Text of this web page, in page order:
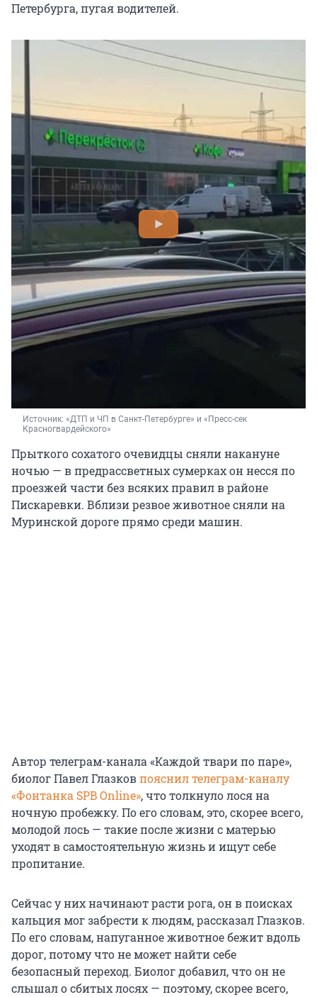
Петербурга, пугая водителей.
Источник: «ДТП и ЧП в Санкт-Петербурге» и «Пресс-сек
Красногвардейского»
Прыткого сохатого очевидцы сняли накануне
ночью — в предрассветных сумерках он несся по
проезжей части без всяких правил в районе
Пискаревки. Вблизи резвое животное сняли на
Муринской дороге прямо среди машин.
Автор телеграм-канала «Каждой твари по паре»,
биолог Павел Глазковпояснил телеграм-каналу
«Фонтанка SPB Online», что толкнуло лося на
ночную пробежку. По его словам, это, скорее всего,
молодой лось — такие после жизни с матерью
уходят в самостоятельную жизнь и ищут себе
пропитание.
Сейчас у них начинают расти рога, он в поисках
кальция мог забрести к людям, рассказал Глазков.
По его словам, напуганное животное бежит вдоль
дорог, потому что не может найти себе
безопасный переход. Биолог добавил, что он не
слышал о сбитых лосях — поэтому, скорее всего,